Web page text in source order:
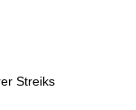
Streiks